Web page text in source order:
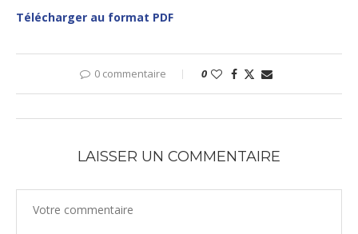
Télécharger au format PDF
0 commentaire 0
LAISSER UN COMMENTAIRE